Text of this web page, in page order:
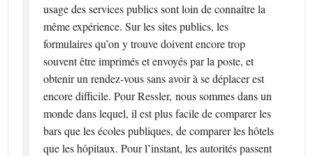
usage des services publics sont loin de connaître la
même expérience. Sur les sites publics, les
formulaires qu’on y trouve doivent encore trop
souvent être imprimés et envoyés par la poste, et
obtenir un rendez-vous sans avoir à se déplacer est
encore difficile. Pour Ressler, nous sommes dans un
monde dans lequel, il est plus facile de comparer les
bars que les écoles publiques, de comparer les hôtels
que les hôpitaux. Pour l’instant, les autorités passent